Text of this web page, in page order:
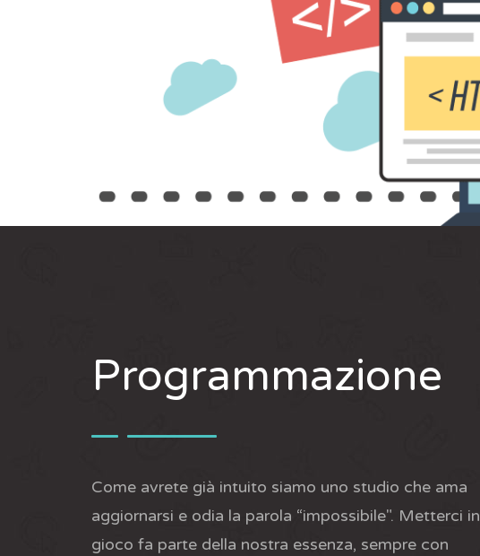
Programmazione
Come avrete già intuito siamo uno studio che ama
aggiornarsi e odia la parola “impossibile". Metterci in
gioco fa parte della nostra essenza, sempre con